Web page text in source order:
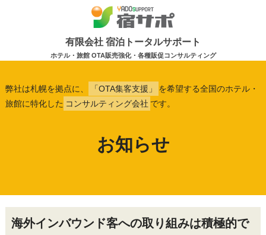
有限会社 宿泊トータルサポート
ホテル・旅館 OTA販売強化・各種販促コンサルティング
弊社は札幌を拠点に、 「OTA集客支援」
を希望する全国のホテル・
旅館に特化した コンサルティング会社 です。
お知らせ
海外インバウンド客への取り組みは積極的で